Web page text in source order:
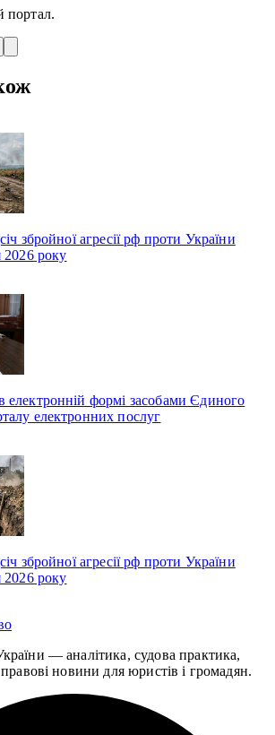
портал.
збройної агресії рф проти України
2026 року
формі засобами Єдиного
електронних послуг
збройної агресії рф проти України
2026 року
— аналітика, судова практика,
правові новини для юристів і громадян.